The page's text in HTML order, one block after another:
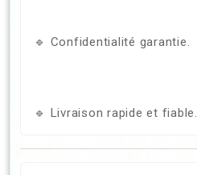
🔹 Confidentialité garantie.
🔹 Livraison rapide et fiable.